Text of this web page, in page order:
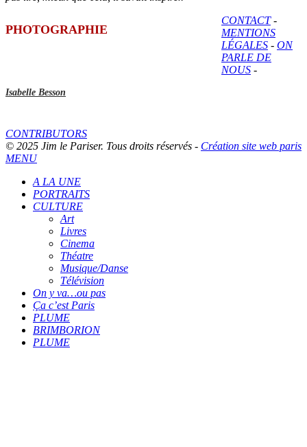
PHOTOGRAPHIE
Isabelle Besson
CONTACT-
MENTIONS
LÉGALES - ON
PARLE DE
NOUS -
CONTRIBUTORS
© 2025 Jim le Pariser. Tous droits réservés - Création site web paris
MENU
A LA UNE
PORTRAITS
CULTURE
Art
Livres
Cinema
Théatre
Musique/Danse
Télévision
On y va…ou pas
Ça c’est Paris
PLUME
BRIMBORION
PLUME